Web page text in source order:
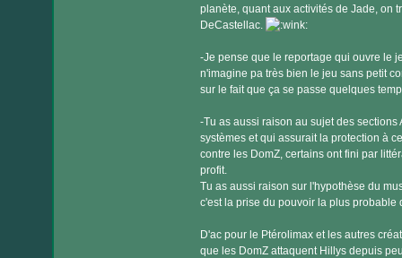
planète, quant aux activités de Jade, on
DeCastellac.
-Je pense que le reportage qui ouvre le
n'imagine pa très bien le jeu sans petit
sur le fait que ça se passe quelques
-Tu as aussi raison au sujet des
systèmes et qui assurait la protection à
contre les DomZ, certains ont fini par
profit.
Tu as aussi raison sur l'hypothèse du
c'est la prise du pouvoir la plus probable
D'ac pour le Ptérolimax et les autres
que les DomZ attaquent Hillys depuis